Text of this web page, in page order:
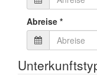
Abreise *